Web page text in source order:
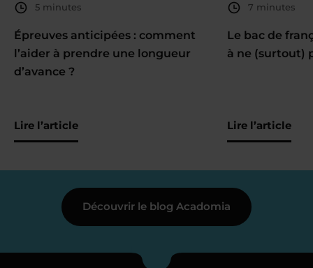
5 minutes
Épreuves anticipées : comment
l’aider à prendre une longueur
d’avance ?
Lire l’article
7 minutes
Le bac de
à ne (surtout)
Lire l’article
Découvrir le blog Acadomia